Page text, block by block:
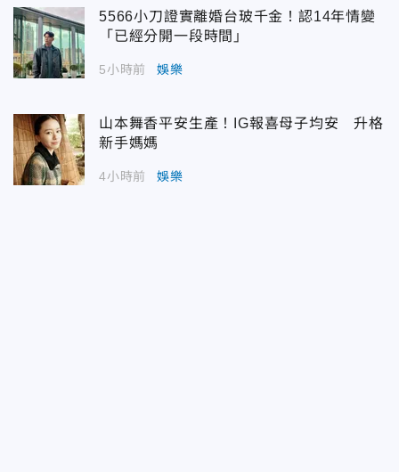
5566小刀證實離婚台玻千金！認14年情變
「已經分開一段時間」
5小時前 娛樂
山本舞香平安生產！IG報喜母子均安 升格
新手媽媽
4小時前 娛樂